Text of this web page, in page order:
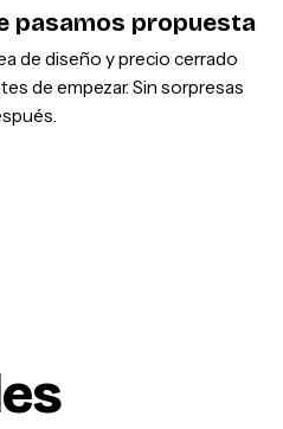
pasamos propuesta
de diseño y precio cerrado
de empezar. Sin sorpresas